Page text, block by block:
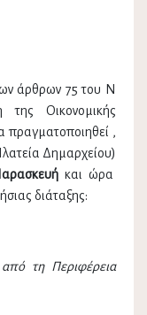
άρθρων 75 του Ν
της Οικονομικής
πραγματοποιηθεί ,
Δημαρχείου)
και ώρα
διάταξης:
τη Περιφέρεια